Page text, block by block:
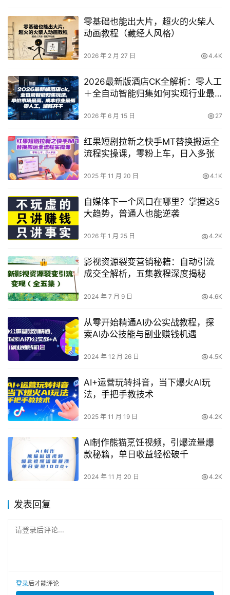
零基础也能出大片，超火的火柴人
动画教程（藏经人风格）
2026 年 2 月 27 日 4.4K
2026最新版酒店CK全解析：零人工
＋全自动智能归集如何实现行业最
2026 年 6 月 15 日 27
红果短剧拉新之快手MT替换搬运全
流程实操课，零粉上车，日入多张
2025 年 11 月 20 日 4.1K
自媒体下一个风口在哪里？掌握这5
大趋势，普通人也能逆袭
2026 年 1 月 25 日 4.2K
影视资源裂变营销秘籍：自动引流
成交全解析，五集教程深度揭秘
2024 年 7 月 9 日 4.6K
从零开始精通AI办公实战教程，探
索AI办公技能与副业赚钱机遇
2024 年 12 月 26 日 4.5K
AI+运营玩转抖音，当下爆火AI玩
法，手把手教技术
2025 年 11 月 19 日 4.2K
AI制作熊猫烹饪视频，引爆流量爆
款秘籍，单日收益轻松破千
2024 年 11 月 20 日 4.2K
发表回复
请登录后评论...
登录后才能评论